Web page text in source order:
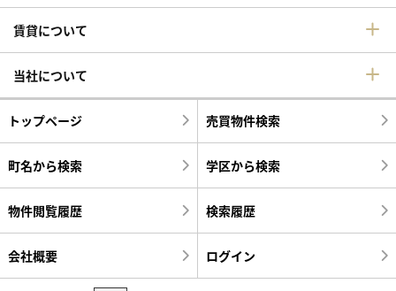
賃貸について
当社について
トップページ 売買物件検索
町名から検索 学区から検索
物件閲覧履歴 検索履歴
会社概要 ログイン